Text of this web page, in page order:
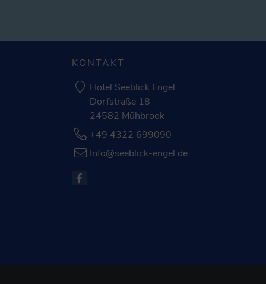
KONTAKT
Hotel Seeblick Engel
Dorfstraße 18
24582 Mühbrook
+49 4322 699090
Info@seeblick-engel.de